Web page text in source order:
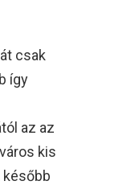
csak
így
az az
kis
később